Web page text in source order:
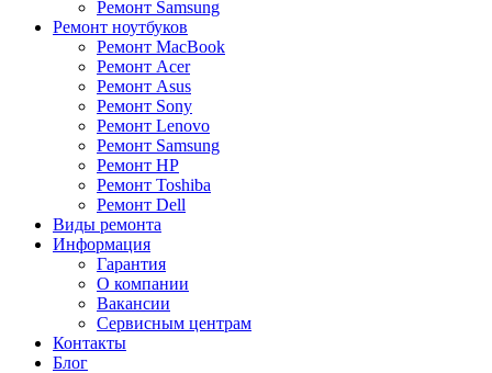
Ремонт Samsung
Ремонт ноутбуков
Ремонт MacBook
Ремонт Acer
Ремонт Asus
Ремонт Sony
Ремонт Lenovo
Ремонт Samsung
Ремонт HP
Ремонт Toshiba
Ремонт Dell
Виды ремонта
Информация
Гарантия
О компании
Вакансии
Сервисным центрам
Контакты
Блог